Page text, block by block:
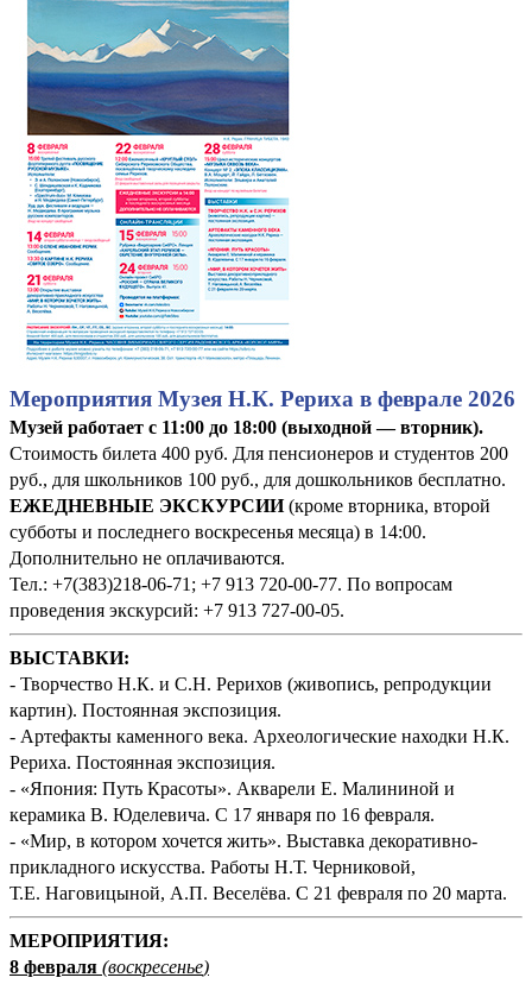
Мероприятия Музея Н.К. Рериха в феврале 2026
Музей работает с 11:00 до 18:00 (выходной — вторник).
Стоимость билета 400 руб. Для пенсионеров и студентов 200
руб., для школьников 100 руб., для дошкольников бесплатно.
ЕЖЕДНЕВНЫЕ ЭКСКУРСИИ(кроме вторника, второй
субботы и последнего воскресенья месяца) в 14:00.
Дополнительно не оплачиваются.
Тел.: +7(383)218-06-71; +7 913 720-00-77. По вопросам
проведения экскурсий: +7 913 727-00-05.
ВЫСТАВКИ:
- Творчество Н.К. и С.Н. Рерихов (живопись, репродукции
картин). Постоянная экспозиция.
- Артефакты каменного века. Археологические находки Н.К.
Рериха. Постоянная экспозиция.
- «Япония: Путь Красоты». Акварели Е. Малининой и
керамика В. Юделевича. С 17 января по 16 февраля.
- «Мир, в котором хочется жить». Выставка декоративно-
прикладного искусства. Работы Н.Т. Черниковой,
Т.Е. Наговицыной, А.П. Веселёва. С 21 февраля по 20 марта.
МЕРОПРИЯТИЯ:
8 февраля (воскресенье)